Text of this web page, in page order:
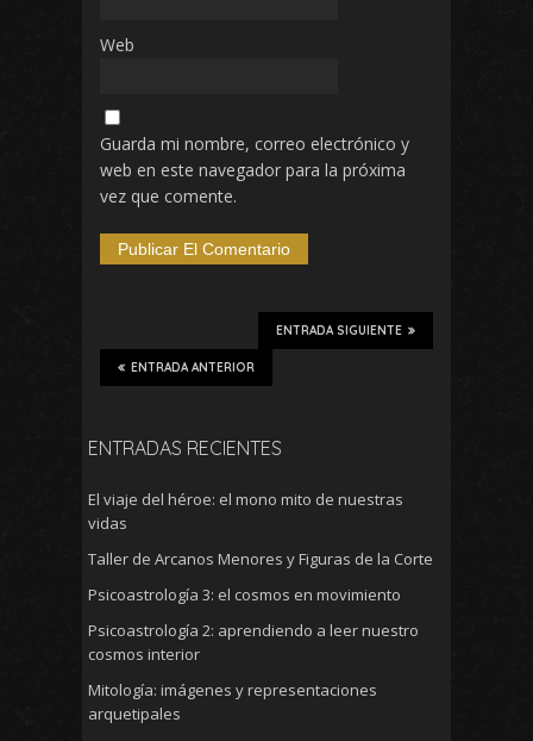
Web
Guarda mi nombre, correo electrónico y
web en este navegador para la próxima
vez que comente.
ENTRADA SIGUIENTE
ENTRADA ANTERIOR
ENTRADAS RECIENTES
El viaje del héroe: el mono mito de nuestras
vidas
Taller de Arcanos Menores y Figuras de la Corte
Psicoastrología 3: el cosmos en movimiento
Psicoastrología 2: aprendiendo a leer nuestro
cosmos interior
Mitología: imágenes y representaciones
arquetipales